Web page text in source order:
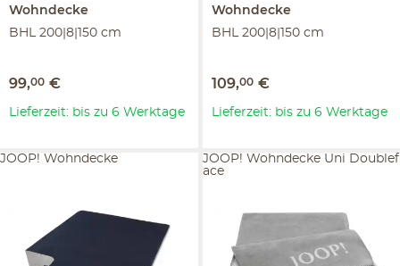
Wohndecke
BHL 200|8|150 cm
99,00 €
Lieferzeit: bis zu 6 Werktage
Wohndecke
BHL 200|8|150 cm
109,00 €
Lieferzeit: bis zu 6 Werktage
JOOP! Wohndecke
JOOP! Wohndecke Uni Doublef
ace